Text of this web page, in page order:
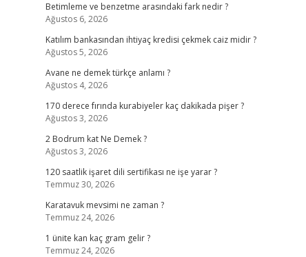
Betimleme ve benzetme arasındaki fark nedir ?
Ağustos 6, 2026
Katılım bankasından ihtiyaç kredisi çekmek caiz midir ?
Ağustos 5, 2026
Avane ne demek türkçe anlamı ?
Ağustos 4, 2026
170 derece fırında kurabiyeler kaç dakikada pişer ?
Ağustos 3, 2026
2 Bodrum kat Ne Demek ?
Ağustos 3, 2026
120 saatlik işaret dili sertifikası ne işe yarar ?
Temmuz 30, 2026
Karatavuk mevsimi ne zaman ?
Temmuz 24, 2026
1 ünite kan kaç gram gelir ?
Temmuz 24, 2026